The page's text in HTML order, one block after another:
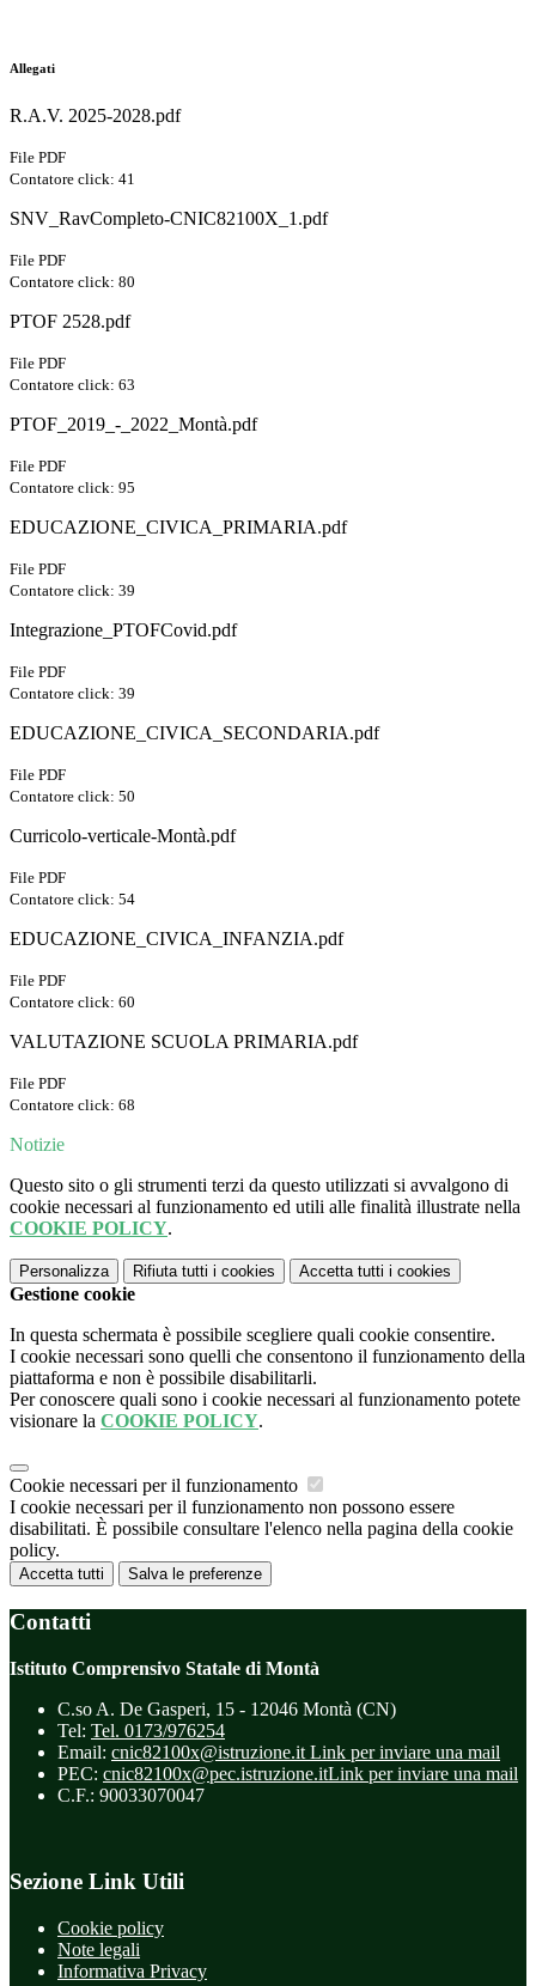
Allegati
R.A.V. 2025-2028.pdf
File PDF
Contatore click: 41
SNV_RavCompleto-CNIC82100X_1.pdf
File PDF
Contatore click: 80
PTOF 2528.pdf
File PDF
Contatore click: 63
PTOF_2019_-_2022_Montà.pdf
File PDF
Contatore click: 95
EDUCAZIONE_CIVICA_PRIMARIA.pdf
File PDF
Contatore click: 39
Integrazione_PTOFCovid.pdf
File PDF
Contatore click: 39
EDUCAZIONE_CIVICA_SECONDARIA.pdf
File PDF
Contatore click: 50
Curricolo-verticale-Montà.pdf
File PDF
Contatore click: 54
EDUCAZIONE_CIVICA_INFANZIA.pdf
File PDF
Contatore click: 60
VALUTAZIONE SCUOLA PRIMARIA.pdf
File PDF
Contatore click: 68
Notizie
Questo sito o gli strumenti terzi da questo utilizzati si avvalgono di
cookie necessari al funzionamento ed utili alle finalità illustrate nella
COOKIE POLICY.
Personalizza Rifiuta tutti i cookies Accetta tutti i cookies
Gestione cookie
In questa schermata è possibile scegliere quali cookie consentire.
I cookie necessari sono quelli che consentono il funzionamento della
piattaforma e non è possibile disabilitarli.
Per conoscere quali sono i cookie necessari al funzionamento potete
visionare la COOKIE POLICY.
Cookie necessari per il funzionamento
I cookie necessari per il funzionamento non possono essere
disabilitati. È possibile consultare l'elenco nella pagina della cookie
policy.
Accetta tutti Salva le preferenze
Contatti
Istituto Comprensivo Statale di Montà
C.so A. De Gasperi, 15 - 12046 Montà (CN)
Tel: Tel. 0173/976254
Email: cnic82100x@istruzione.it Link per inviare una mail
PEC: cnic82100x@pec.istruzione.itLink per inviare una mail
C.F.: 90033070047
Sezione Link Utili
Cookie policy
Note legali
Informativa Privacy